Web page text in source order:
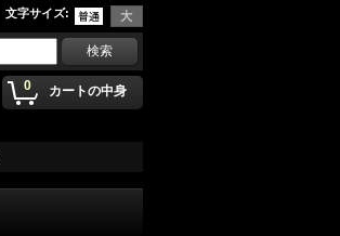
文字サイズ:
0 カートの中身